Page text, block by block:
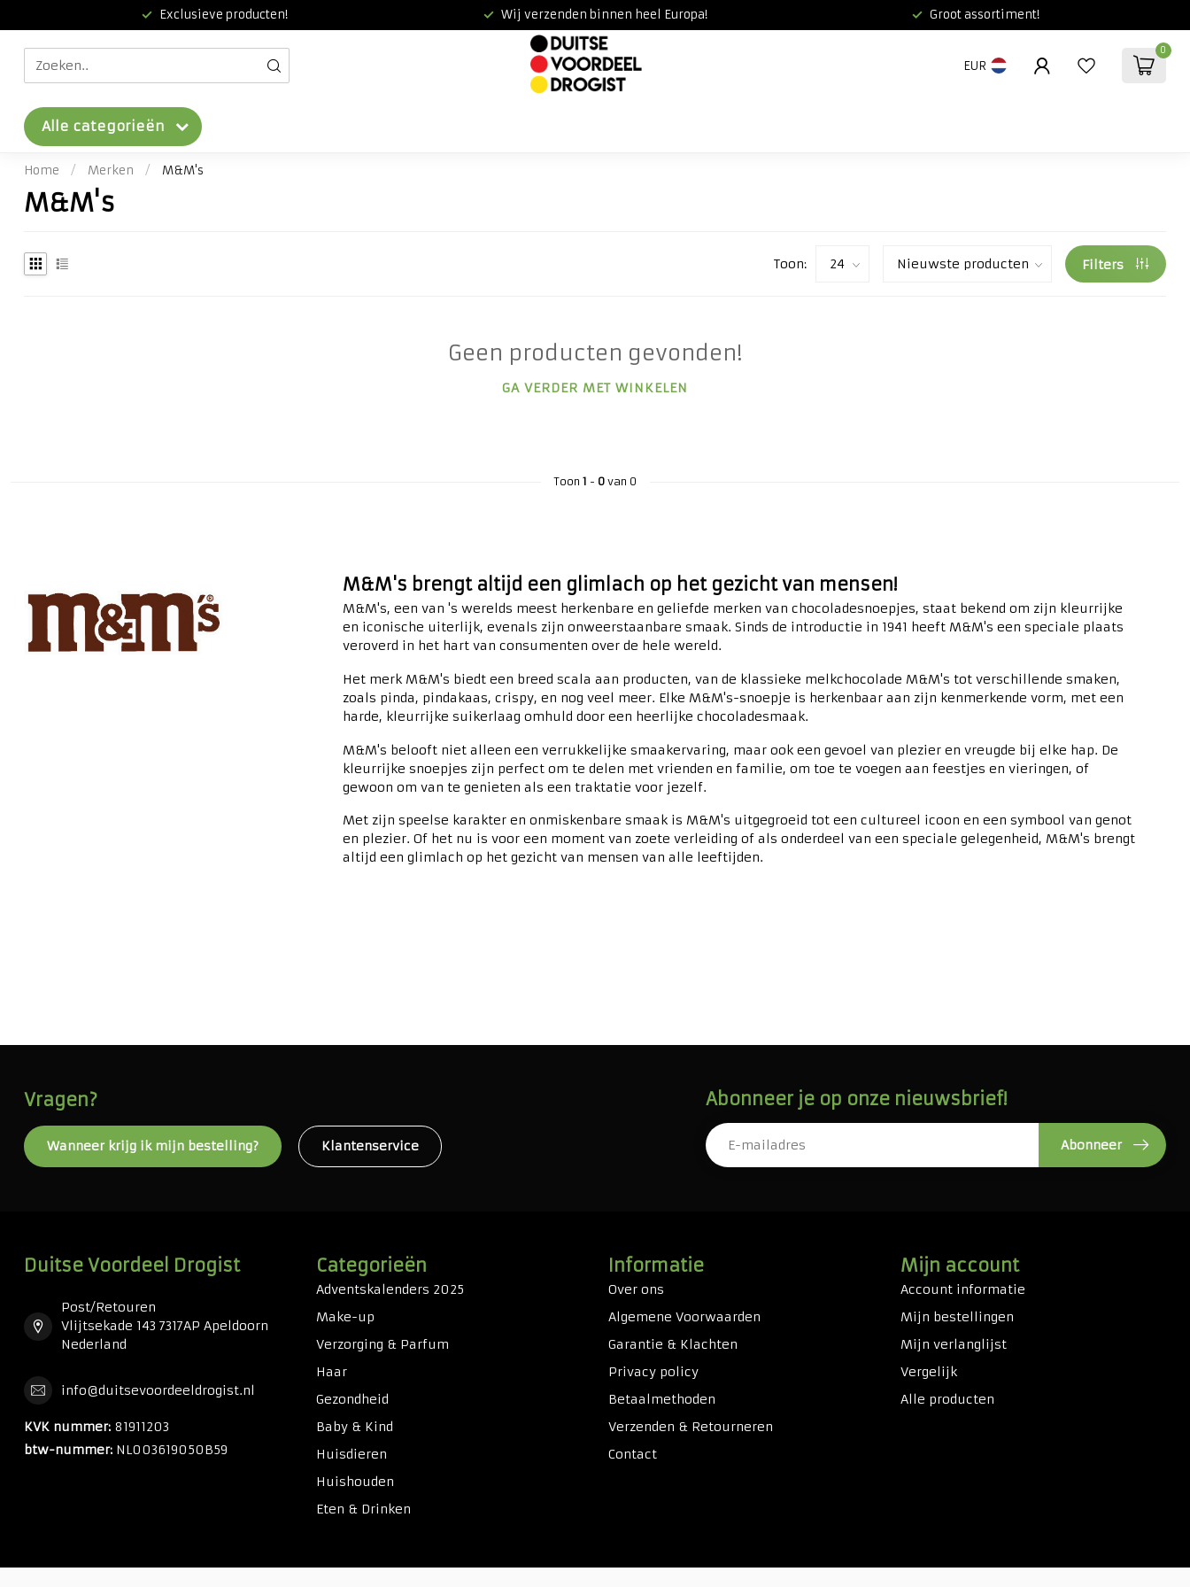
Exclusieve producten! Wij verzenden binnen heel Europa! Groot assortiment!
EUR
0
Alle categorieën
Home / Merken / M&M's
M&M's
Toon: Filters
Geen producten gevonden!
GA VERDER MET WINKELEN
Toon 1 - 0van 0
M&M's brengt altijd een glimlach op het gezicht van mensen!
M&M's, een van 's werelds meest herkenbare en geliefde merken van chocoladesnoepjes, staat bekend om zijn kleurrijke
en iconische uiterlijk, evenals zijn onweerstaanbare smaak. Sinds de introductie in 1941 heeft M&M's een speciale plaats
veroverd in het hart van consumenten over de hele wereld.
Het merk M&M's biedt een breed scala aan producten, van de klassieke melkchocolade M&M's tot verschillende smaken,
zoals pinda, pindakaas, crispy, en nog veel meer. Elke M&M's-snoepje is herkenbaar aan zijn kenmerkende vorm, met een
harde, kleurrijke suikerlaag omhuld door een heerlijke chocoladesmaak.
M&M's belooft niet alleen een verrukkelijke smaakervaring, maar ook een gevoel van plezier en vreugde bij elke hap. De
kleurrijke snoepjes zijn perfect om te delen met vrienden en familie, om toe te voegen aan feestjes en vieringen, of
gewoon om van te genieten als een traktatie voor jezelf.
Met zijn speelse karakter en onmiskenbare smaak is M&M's uitgegroeid tot een cultureel icoon en een symbool van genot
en plezier. Of het nu is voor een moment van zoete verleiding of als onderdeel van een speciale gelegenheid, M&M's brengt
altijd een glimlach op het gezicht van mensen van alle leeftijden.
Vragen?
Wanneer krijg ik mijn bestelling? Klantenservice
Abonneer je op onze nieuwsbrief!
Abonneer
Duitse Voordeel Drogist
Post/Retouren
Vlijtsekade 143 7317AP Apeldoorn
Nederland
info@duitsevoordeeldrogist.nl
KVK nummer: 81911203
btw-nummer: NL003619050B59
Categorieën
Adventskalenders 2025
Make-up
Verzorging & Parfum
Haar
Gezondheid
Baby & Kind
Huisdieren
Huishouden
Eten & Drinken
Informatie
Over ons
Algemene Voorwaarden
Garantie & Klachten
Privacy policy
Betaalmethoden
Verzenden & Retourneren
Contact
Mijn account
Account informatie
Mijn bestellingen
Mijn verlanglijst
Vergelijk
Alle producten